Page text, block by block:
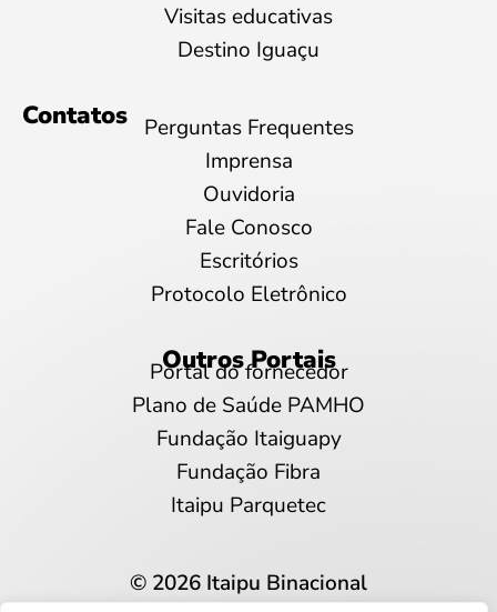
Visitas educativas
Destino Iguaçu
Contatos
Perguntas Frequentes
Imprensa
Ouvidoria
Fale Conosco
Escritórios
Protocolo Eletrônico
Outros Portais
Portal do fornecedor
Plano de Saúde PAMHO
Fundação Itaiguapy
Fundação Fibra
Itaipu Parquetec
© 2026 Itaipu Binacional